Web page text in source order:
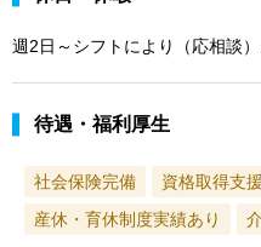
週2日～シフトにより（応相談
待遇・福利厚生
社会保険完備 資格取得支援
産休・育休制度実績あり